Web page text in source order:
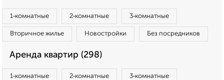
1‑комнатные 2‑комнатные 3‑комнатные
Вторичное жилье Новостройки Без посредников
Аренда квартир (298)
1‑комнатные 2‑комнатные 3‑комнатные